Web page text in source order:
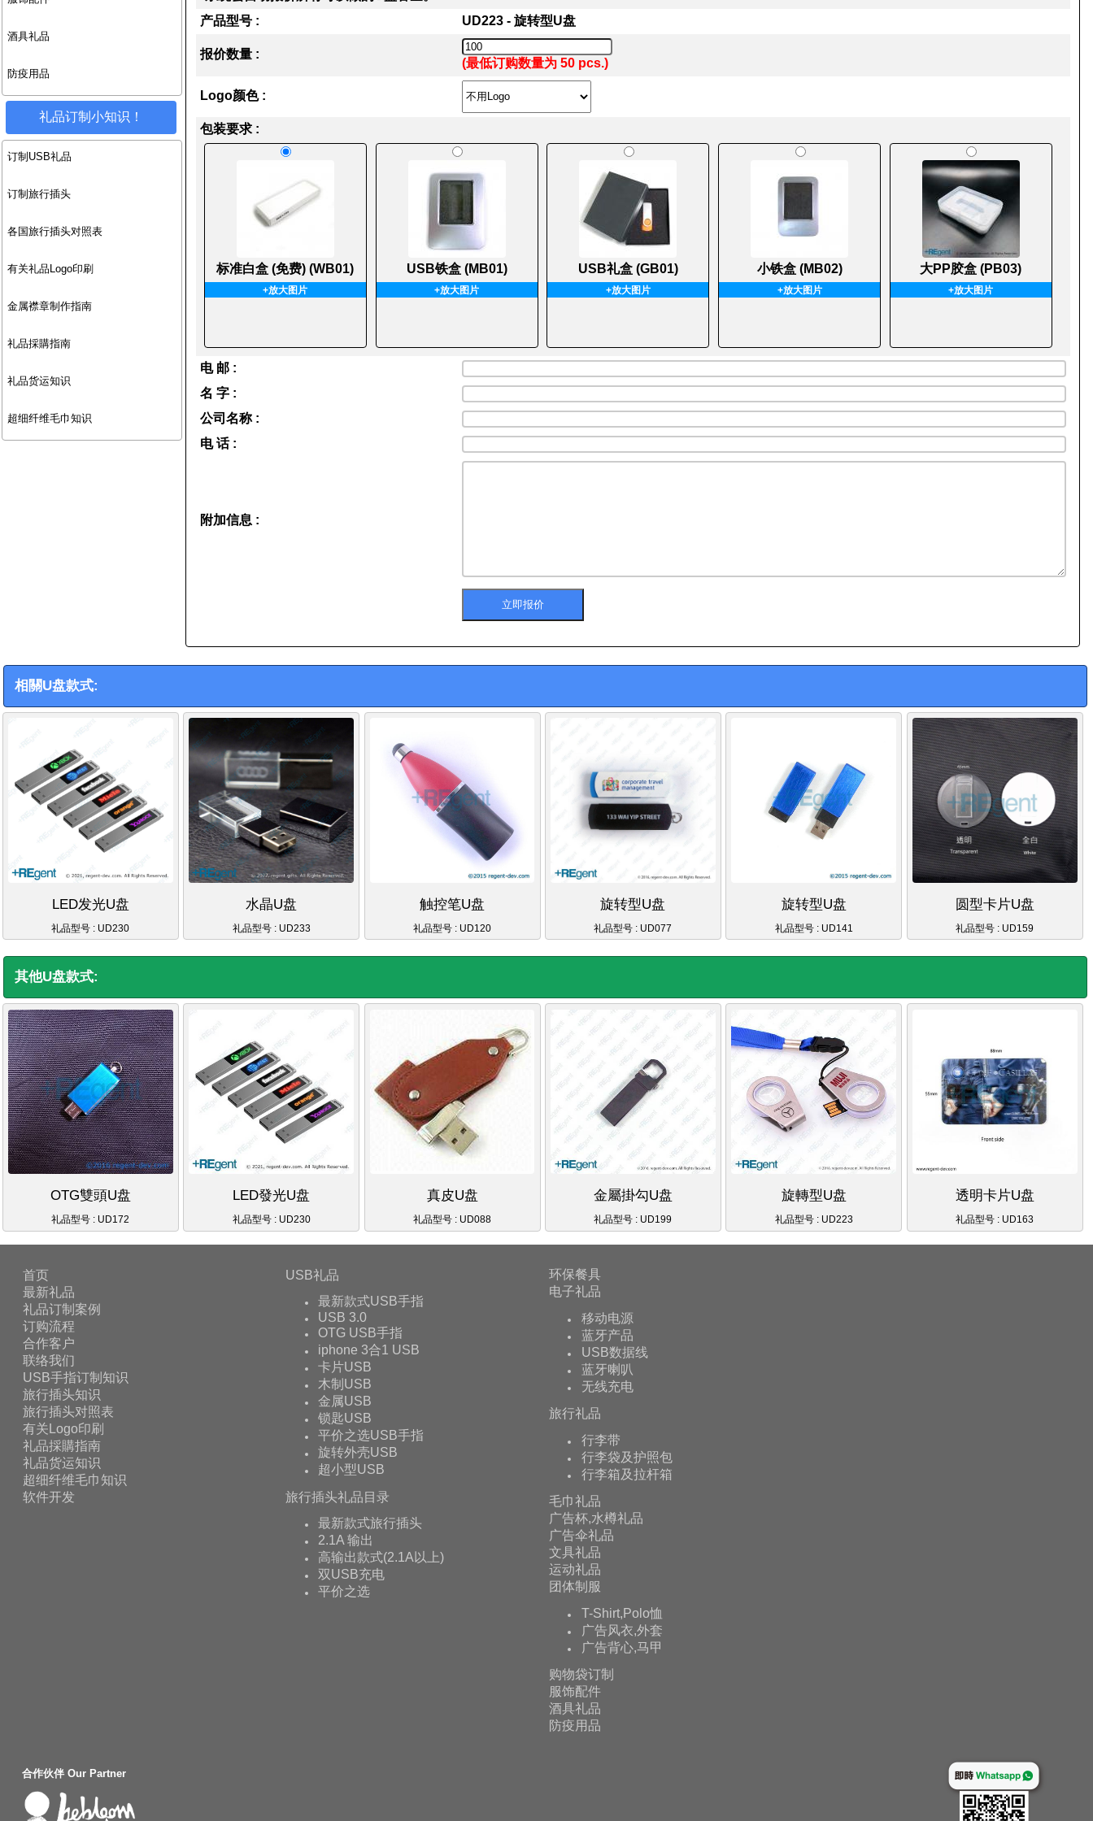
酒具礼品
防疫用品
礼品订制小知识！
订制USB礼品
订制旅行插头
各国旅行插头对照表
有关礼品Logo印刷
金属襟章制作指南
礼品採購指南
礼品货运知识
超细纤维毛巾知识
产品型号 :
UD223 - 旋转型U盘
报价数量 :
(最低订购数量为 50 pcs.)
Logo颜色 :
包装要求 :
标准白盒 (免费) (WB01)
+放大图片
USB铁盒 (MB01)
+放大图片
USB礼盒 (GB01)
+放大图片
小铁盒 (MB02)
+放大图片
大PP胶盒 (PB03)
+放大图片
电 邮 :
名 字 :
公司名称 :
电 话 :
附加信息 :
相關U盘款式:
LED发光U盘
礼品型号 : UD230
水晶U盘
礼品型号 : UD233
触控笔U盘
礼品型号 : UD120
旋转型U盘
礼品型号 : UD077
旋转型U盘
礼品型号 : UD141
圆型卡片U盘
礼品型号 : UD159
其他U盘款式:
OTG雙頭U盘
礼品型号 : UD172
LED發光U盘
礼品型号 : UD230
真皮U盘
礼品型号 : UD088
金屬掛勾U盘
礼品型号 : UD199
旋轉型U盘
礼品型号 : UD223
透明卡片U盘
礼品型号 : UD163
首页
最新礼品
礼品订制案例
订购流程
合作客户
联络我们
USB手指订制知识
旅行插头知识
旅行插头对照表
有关Logo印刷
礼品採購指南
礼品货运知识
超细纤维毛巾知识
软件开发
USB礼品
最新款式USB手指
USB 3.0
OTG USB手指
iphone 3合1 USB
卡片USB
木制USB
金属USB
锁匙USB
平价之选USB手指
旋转外壳USB
超小型USB
旅行插头礼品目录
最新款式旅行插头
2.1A 输出
高输出款式(2.1A以上)
双USB充电
平价之选
环保餐具
电子礼品
移动电源
蓝牙产品
USB数据线
蓝牙喇叭
无线充电
旅行礼品
行李带
行李袋及护照包
行李箱及拉杆箱
毛巾礼品
广告杯,水樽礼品
广告伞礼品
文具礼品
运动礼品
团体制服
T-Shirt,Polo恤
广告风衣,外套
广告背心,马甲
购物袋订制
服饰配件
酒具礼品
防疫用品
合作伙伴 Our Partner